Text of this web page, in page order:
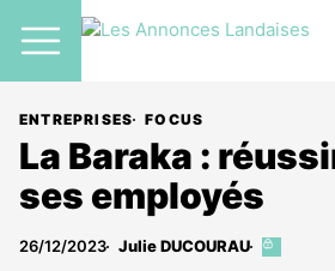
ENTREPRISES FOCUS
La Baraka :
ses employés
26/12/2023 Julie DUCOURAU
Cet